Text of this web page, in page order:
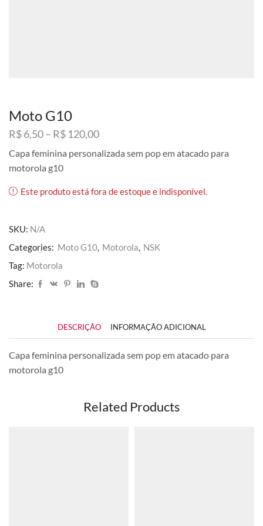
Moto G10
R$6,50– R$ 120,00Faixa
preço:
R$ 120,00
Capa feminina personalizada sem pop em atacado para
motorola g10
Este produto está fora de estoque e indisponível.
SKU: N/A
Categories: Moto G10, Motorola, NSK
Tag: Motorola
Share:
DESCRIÇÃO INFORMAÇÃO ADICIONAL
Capa feminina personalizada sem pop em atacado para
motorola g10
Related Products